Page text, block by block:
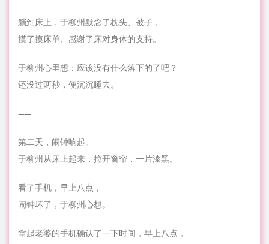
躺到床上，于柳州默念了枕头、被子，
摸了摸床单、感谢了床对身体的支持。
于柳州心里想：应该没有什么落下的了吧？
还没过两秒，便沉沉睡去。
——
第二天，闹钟响起。
于柳州从床上起来，拉开窗帘，一片漆黑。
看了手机，早上八点，
闹钟坏了，于柳州心想。
拿起老婆的手机确认了一下时间，早上八点，